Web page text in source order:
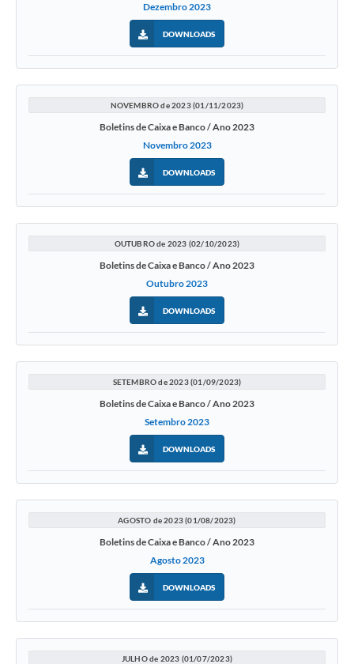
Dezembro 2023
DOWNLOADS
NOVEMBRO de 2023 (01/11/2023)
Boletins de Caixa e Banco / Ano 2023
Novembro 2023
DOWNLOADS
OUTUBRO de 2023 (02/10/2023)
Boletins de Caixa e Banco / Ano 2023
Outubro 2023
DOWNLOADS
SETEMBRO de 2023 (01/09/2023)
Boletins de Caixa e Banco / Ano 2023
Setembro 2023
DOWNLOADS
AGOSTO de 2023 (01/08/2023)
Boletins de Caixa e Banco / Ano 2023
Agosto 2023
DOWNLOADS
JULHO de 2023 (01/07/2023)